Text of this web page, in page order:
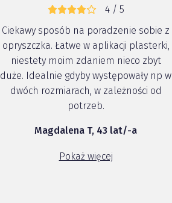
4 / 5
Ciekawy sposób na poradzenie sobie z
opryszczka. Łatwe w aplikacji plasterki,
niestety moim zdaniem nieco zbyt
duże. Idealnie gdyby występowały np w
dwóch rozmiarach, w zależności od
potrzeb.
Magdalena T, 43 lat/-a
Pokaż więcej